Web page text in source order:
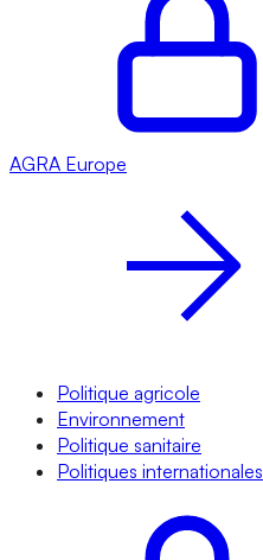
AGRA Europe
Politique agricole
Environnement
Politique sanitaire
Politiques internationales